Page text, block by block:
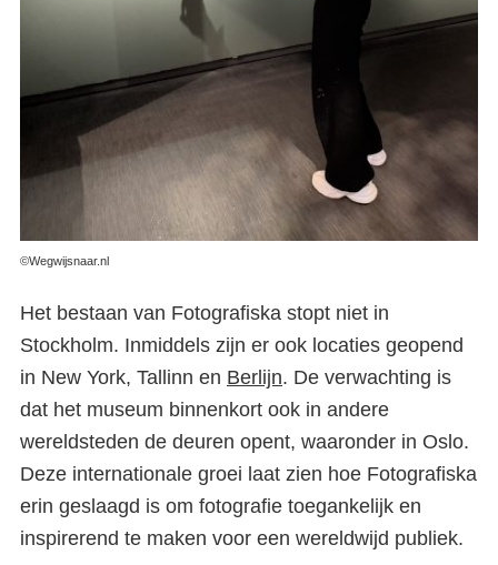
©Wegwijsnaar.nl
Het bestaan van Fotografiska stopt niet in
Stockholm. Inmiddels zijn er ook locaties geopend
in New York, Tallinn en Berlijn. De verwachting is
dat het museum binnenkort ook in andere
wereldsteden de deuren opent, waaronder in Oslo.
Deze internationale groei laat zien hoe Fotografiska
erin geslaagd is om fotografie toegankelijk en
inspirerend te maken voor een wereldwijd publiek.